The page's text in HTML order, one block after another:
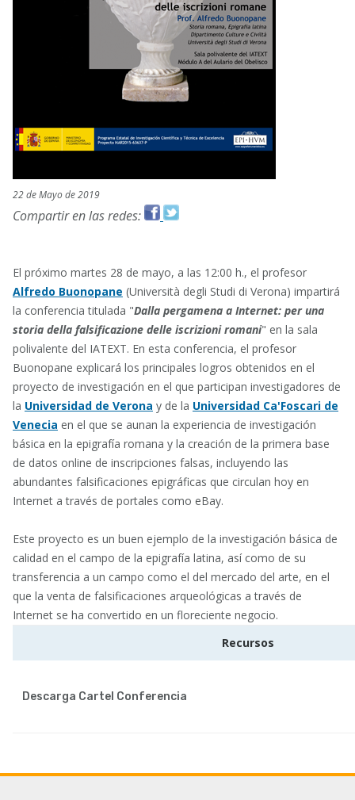
22 de Mayo de 2019
Compartir en las redes:
El próximo martes 28 de mayo, a las 12:00 h., el profesor
Alfredo Buonopane (Università degli Studi di Verona) impartirá
la conferencia titulada "Dalla pergamena a Internet: per una
storia della falsificazione delle iscrizioni romani" en la sala
polivalente del IATEXT. En esta conferencia, el profesor
Buonopane explicará los principales logros obtenidos en el
proyecto de investigación en el que participan investigadores de
la Universidad de Verona y de la Universidad Ca'Foscari de
Venecia en el que se aunan la experiencia de investigación
básica en la epigrafía romana y la creación de la primera base
de datos online de inscripciones falsas, incluyendo las
abundantes falsificaciones epigráficas que circulan hoy en
Internet a través de portales como eBay.
Este proyecto es un buen ejemplo de la investigación básica de
calidad en el campo de la epigrafía latina, así como de su
transferencia a un campo como el del mercado del arte, en el
que la venta de falsificaciones arqueológicas a través de
Internet se ha convertido en un floreciente negocio.
Recursos
Descarga Cartel Conferencia